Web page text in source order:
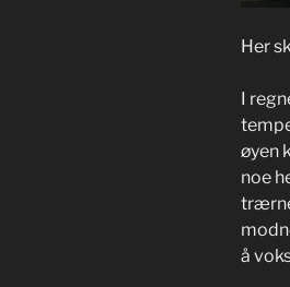
Her
I
øyen
noe
å